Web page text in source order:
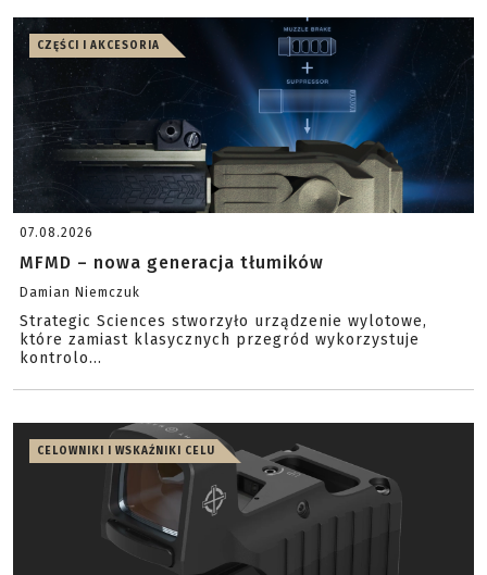
CZĘŚCI I AKCESORIA
07.08.2026
MFMD – nowa generacja tłumików
Damian Niemczuk
Strategic Sciences stworzyło urządzenie wylotowe,
które zamiast klasycznych przegród wykorzystuje
kontrolo...
CELOWNIKI I WSKAŹNIKI CELU